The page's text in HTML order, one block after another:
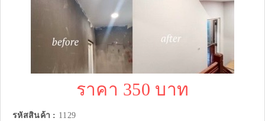
ราคา 350 บาท
รหัสสินค้า : 1129